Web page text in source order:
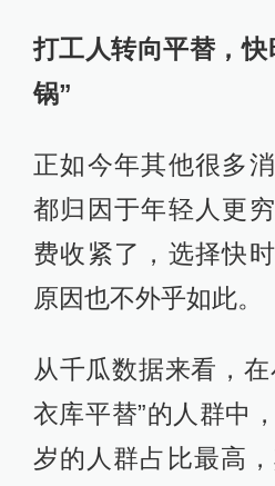
打工人转向平替，
锅”
正如今年其他很多
都归因于年轻人更
费收紧了，选择快
原因也不外乎如此。
从千瓜数据来看，
衣库平替”的人群中
岁的人群占比最高